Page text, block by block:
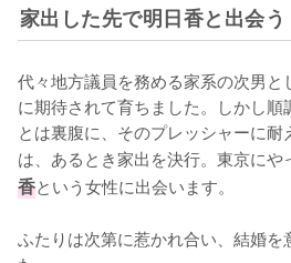
家出した先で明日香と出会う
代々地方議員を務める家系の次男と
に期待されて育ちました。しかし
とは裏腹に、そのプレッシャーに
は、あるとき家出を決行。東京にや
香という女性に出会います。
ふたりは次第に惹かれ合い、結婚を